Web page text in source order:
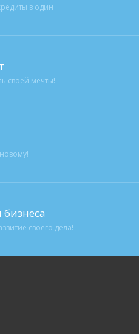
в один
своей мечты!
своего дела!